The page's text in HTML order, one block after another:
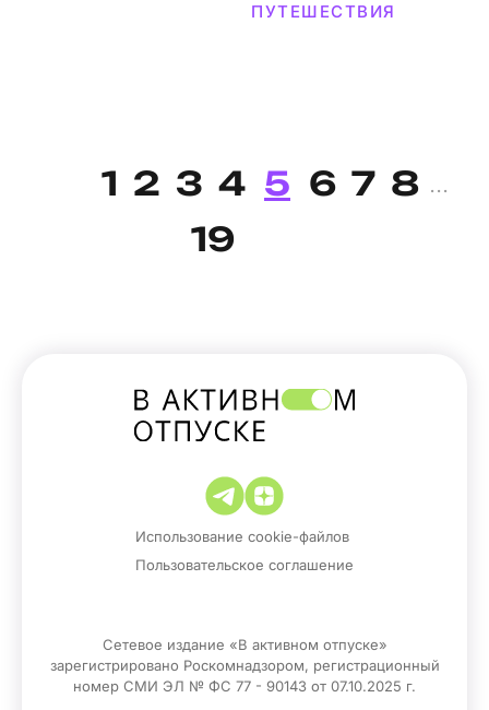
ПУТЕШЕСТВИЯ
1 2 3 4 5 6 7 8 ...
19
Использование cookie-файлов
Пользовательское соглашение
Сетевое издание «В активном отпуске»
зарегистрировано Роскомнадзором, регистрационный
номер СМИ ЭЛ № ФС 77 - 90143 от 07.10.2025 г.